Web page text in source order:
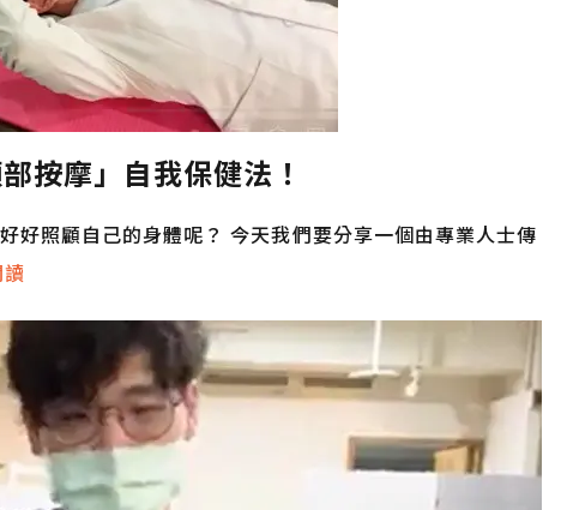
按摩」自我保健法！
好照顧自己的身體呢？ 今天我們要分享一個由專業人士傳